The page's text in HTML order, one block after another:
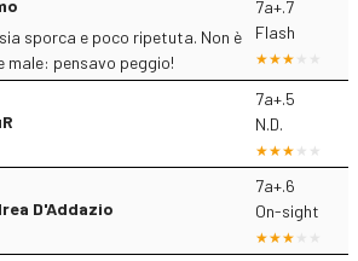
sporca e poco ripetuta. Non è
male: pensavo peggio!
7a+.7
Flash
7a+.5
N.D.
D'Addazio
7a+.6
On-sight